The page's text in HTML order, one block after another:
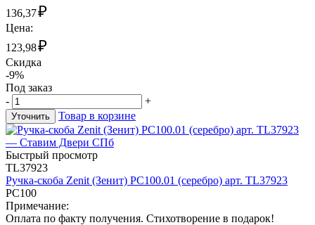
136,37₽
Цена:
123,98₽
Скидка
-9%
Под заказ
-
+
Уточнить Товар в корзине
Быстрый просмотр
TL37923
Ручка-скоба Zenit (Зенит) РС100.01 (серебро) арт. TL37923
РС100
Примечание:
Оплата по факту получения. Стихотворение в подарок!